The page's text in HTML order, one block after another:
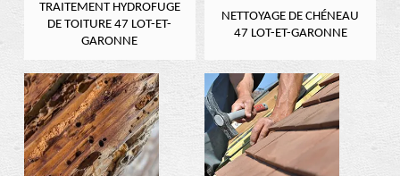
TRAITEMENT HYDROFUGE
DE TOITURE 47 LOT-ET-
GARONNE
NETTOYAGE DE CHÉNEAU
47 LOT-ET-GARONNE